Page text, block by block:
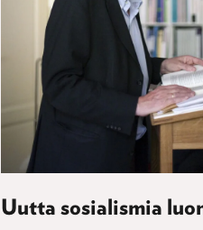
Uutta sosialismia